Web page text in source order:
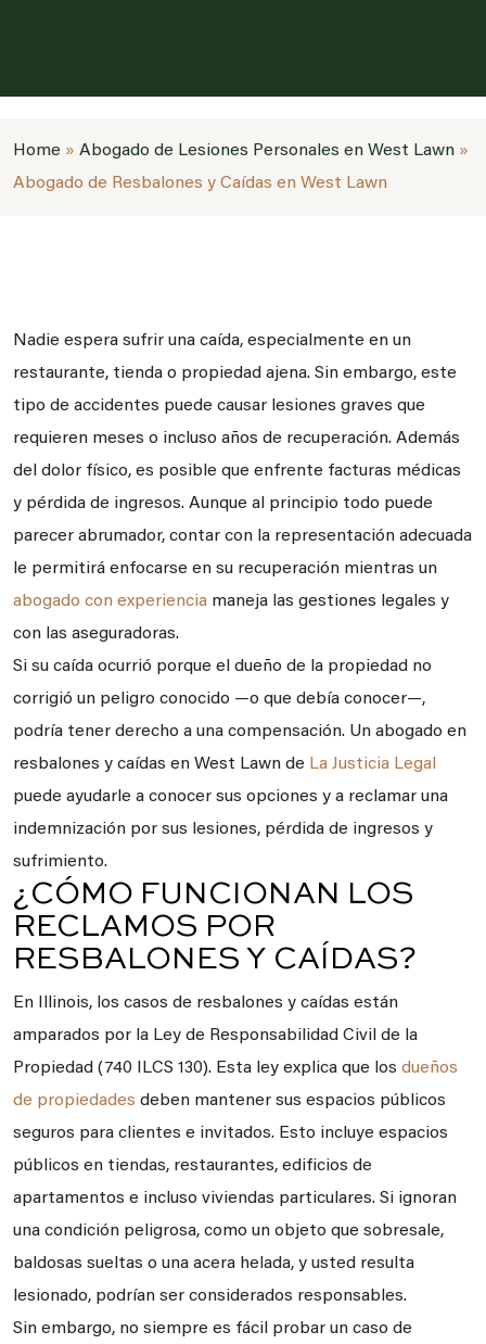
Home » Abogado de Lesiones Personales en West Lawn »
Abogado de Resbalones y Caídas en West Lawn
Nadie espera sufrir una caída, especialmente en un
restaurante, tienda o propiedad ajena. Sin embargo, este
tipo de accidentes puede causar lesiones graves que
requieren meses o incluso años de recuperación. Además
del dolor físico, es posible que enfrente facturas médicas
y pérdida de ingresos. Aunque al principio todo puede
parecer abrumador, contar con la representación adecuada
le permitirá enfocarse en su recuperación mientras un
abogado con experiencia maneja las gestiones legales y
con las aseguradoras.
Si su caída ocurrió porque el dueño de la propiedad no
corrigió un peligro conocido —o que debía conocer—,
podría tener derecho a una compensación. Un abogado en
resbalones y caídas en West Lawn de La Justicia Legal
puede ayudarle a conocer sus opciones y a reclamar una
indemnización por sus lesiones, pérdida de ingresos y
sufrimiento.
¿CÓMO FUNCIONAN LOS
RECLAMOS POR
RESBALONES Y CAÍDAS?
En Illinois, los casos de resbalones y caídas están
amparados por la Ley de Responsabilidad Civil de la
Propiedad (740 ILCS 130). Esta ley explica que los dueños
de propiedades deben mantener sus espacios públicos
seguros para clientes e invitados. Esto incluye espacios
públicos en tiendas, restaurantes, edificios de
apartamentos e incluso viviendas particulares. Si ignoran
una condición peligrosa, como un objeto que sobresale,
baldosas sueltas o una acera helada, y usted resulta
lesionado, podrían ser considerados responsables.
Sin embargo, no siempre es fácil probar un caso de